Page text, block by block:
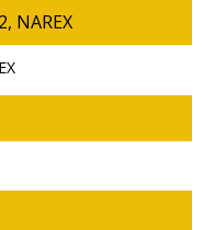
NAREX